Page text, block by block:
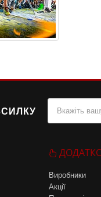
Виробники
Акції